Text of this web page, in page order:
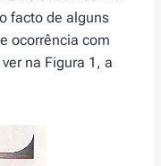
facto de alguns
ocorrência com
na Figura 1, a